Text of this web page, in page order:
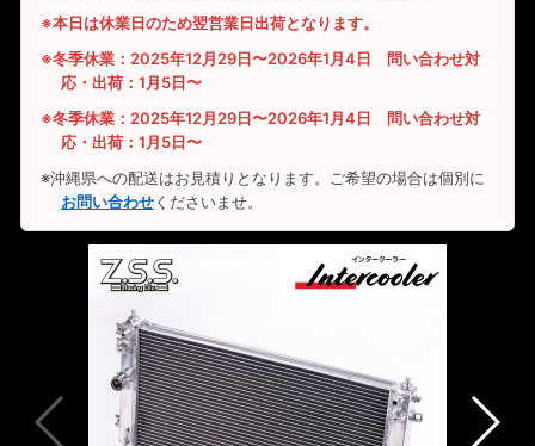
※本日は休業日のため翌営業日出荷となります。
※冬季休業：2025年12月29日〜2026年1月4日 問い合わせ対
応・出荷：1月5日〜
※冬季休業：2025年12月29日〜2026年1月4日 問い合わせ対
応・出荷：1月5日〜
※沖縄県への配送はお見積りとなります。ご希望の場合は個別に
お問い合わせくださいませ。